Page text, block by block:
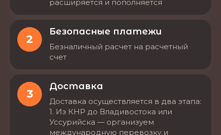
расширяется и пополняется
2
Безопасные платежи
Безналичный расчет на расчетный
счет
3
Доставка
Доставка осуществляется в два этапа:
1. Из КНР до Владивостока или
Уссурийска — организуем
международную перевозку и